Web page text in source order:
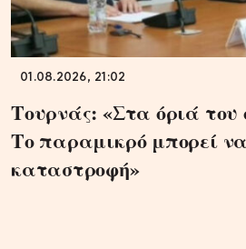
01.08.2026, 21:02
Τουρνάς: «Στα όριά του
Το παραμικρό μπορεί να
καταστροφή»